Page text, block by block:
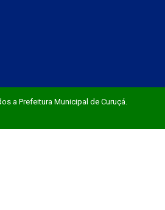
a Prefeitura Municipal de Curuçá.